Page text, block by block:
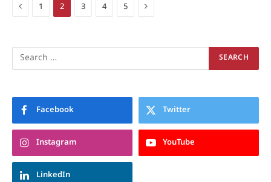
Previous
1 2 3 4 5 Next
Facebook Twitter
Instagram YouTube
LinkedIn